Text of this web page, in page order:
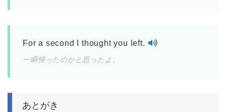
For a second I thought you left.
一瞬帰ったのかと思ったよ。
あとがき